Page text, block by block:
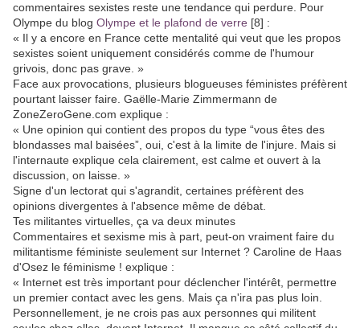
commentaires sexistes reste une tendance qui perdure. Pour
Olympe du blog Olympe et le plafond de verre [8] :
« Il y a encore en France cette mentalité qui veut que les propos
sexistes soient uniquement considérés comme de l'humour
grivois, donc pas grave. »
Face aux provocations, plusieurs blogueuses féministes préfèrent
pourtant laisser faire. Gaëlle-Marie Zimmermann de
ZoneZeroGene.com explique :
« Une opinion qui contient des propos du type “vous êtes des
blondasses mal baisées”, oui, c'est à la limite de l'injure. Mais si
l'internaute explique cela clairement, est calme et ouvert à la
discussion, on laisse. »
Signe d'un lectorat qui s'agrandit, certaines préfèrent des
opinions divergentes à l'absence même de débat.
Tes militantes virtuelles, ça va deux minutes
Commentaires et sexisme mis à part, peut-on vraiment faire du
militantisme féministe seulement sur Internet ? Caroline de Haas
d'Osez le féminisme ! explique :
« Internet est très important pour déclencher l'intérêt, permettre
un premier contact avec les gens. Mais ça n'ira pas plus loin.
Personnellement, je ne crois pas aux personnes qui militent